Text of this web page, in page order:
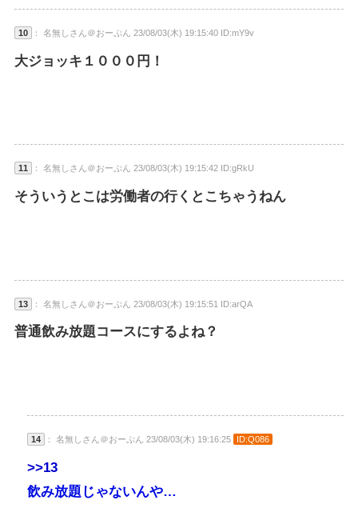
10 ： 名無しさん＠おーぷん 23/08/03(木) 19:15:40 ID:mY9v
大ジョッキ１０００円！
11 ： 名無しさん＠おーぷん 23/08/03(木) 19:15:42 ID:gRkU
そういうとこは労働者の行くとこちゃうねん
13 ： 名無しさん＠おーぷん 23/08/03(木) 19:15:51 ID:arQA
普通飲み放題コースにするよね？
14 ： 名無しさん＠おーぷん 23/08/03(木) 19:16:25 ID:Q086
>>13
飲み放題じゃないんや…